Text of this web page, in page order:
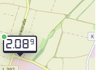
2.089